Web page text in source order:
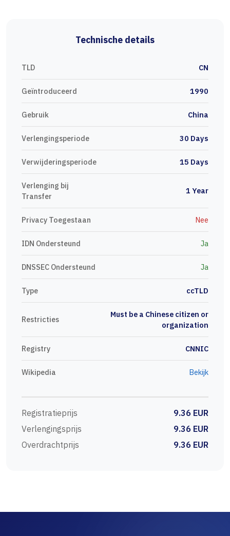
Technische details
TLD CN
Geïntroduceerd 1990
Gebruik China
Verlengingsperiode 30 Days
Verwijderingsperiode 15 Days
Verlenging bij
Transfer
1 Year
Privacy Toegestaan Nee
IDN Ondersteund Ja
DNSSEC Ondersteund Ja
Type ccTLD
Restricties
Must be a Chinese citizen or
organization
Registry CNNIC
Wikipedia Bekijk
Registratieprijs
9.36 EUR
Verlengingsprijs
9.36 EUR
Overdrachtprijs
9.36 EUR